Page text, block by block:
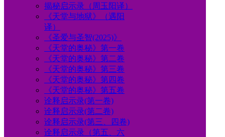
揭秘启示录（周玉阳译）
《天堂与地狱》（遇阳
译）
《圣爱与圣智(2025)》
《天堂的奥秘》第一卷
《天堂的奥秘》第二卷
《天堂的奥秘》第三卷
《天堂的奥秘》第四卷
《天堂的奥秘》第五卷
诠释启示录(第一卷)
诠释启示录(第二卷)
诠释启示录(第三、四卷)
诠释启示录（第五、六